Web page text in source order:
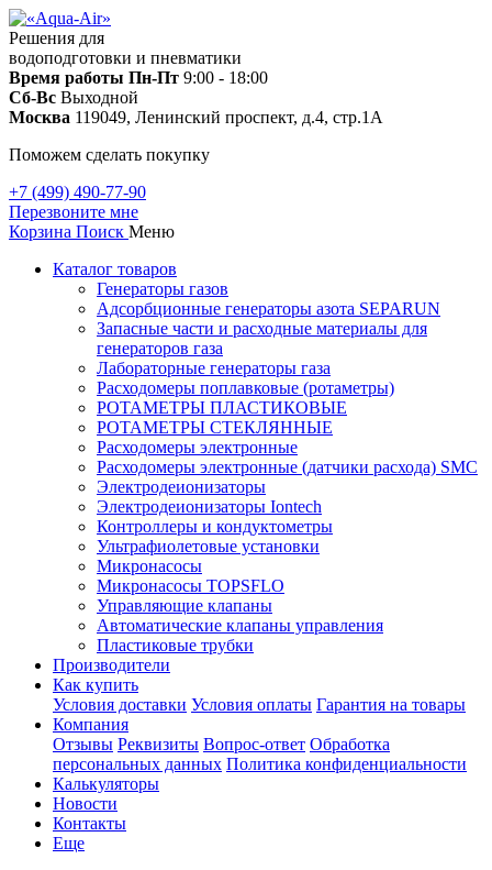
Решения для
водоподготовки и пневматики
Время работы Пн-Пт 9:00 - 18:00
Сб-Вс Выходной
Москва 119049, Ленинский проспект, д.4, стр.1А
Поможем сделать покупку
+7 (499) 490-77-90
Перезвоните мне
Корзина Поиск Меню
Каталог товаров
Генераторы газов
Адсорбционные генераторы азота SEPARUN
Запасные части и расходные материалы для
генераторов газа
Лабораторные генераторы газа
Расходомеры поплавковые (ротаметры)
РОТАМЕТРЫ ПЛАСТИКОВЫЕ
РОТАМЕТРЫ СТЕКЛЯННЫЕ
Расходомеры электронные
Расходомеры электронные (датчики расхода) SMC
Электродеионизаторы
Электродеионизаторы Iontech
Контроллеры и кондуктометры
Ультрафиолетовые установки
Микронасосы
Микронасосы TOPSFLO
Управляющие клапаны
Автоматические клапаны управления
Пластиковые трубки
Производители
Как купить
Условия доставки Условия оплаты Гарантия на товары
Компания
Отзывы Реквизиты Вопрос-ответ Обработка
персональных данных Политика конфиденциальности
Калькуляторы
Новости
Контакты
Еще